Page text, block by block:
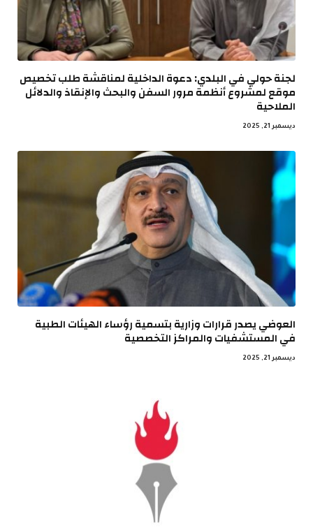
لجنة حولي في البلدي: دعوة الداخلية لمناقشة طلب تخصيص
موقع لمشروع أنظمة مرور السفن والبحث والإنقاذ والدلائل
الملاحية
ديسمبر 21, 2025
العوضي يصدر قرارات وزارية بتسمية رؤساء الهيئات الطبية
في المستشفيات والمراكز التخصصية
ديسمبر 21, 2025